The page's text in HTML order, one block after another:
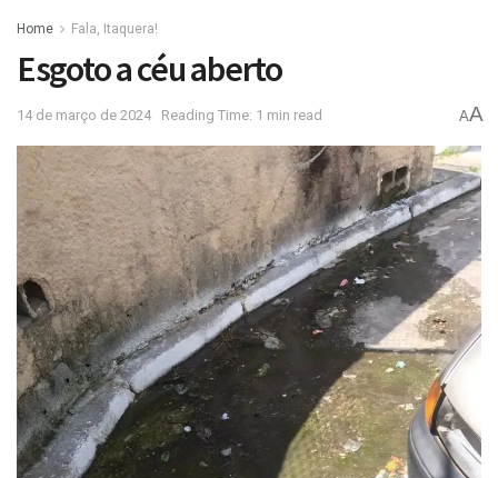
Home Fala, Itaquera!
Esgoto a céu aberto
14 de março de 2024 Reading Time: 1 min read AA